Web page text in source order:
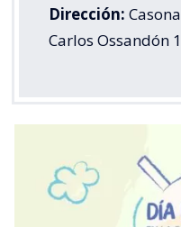
Dirección:
Carlos Ossandón